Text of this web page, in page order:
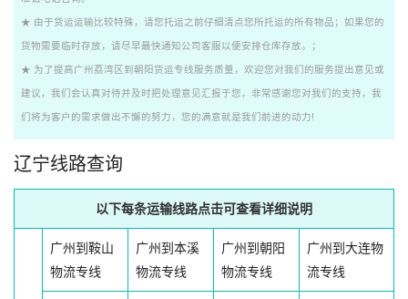
★ 由于货运运输比较特殊，请您托运之前仔细清点您所托运的所有物品；如果您的
货物需要临时存放，请尽早最快通知公司客服以便安排仓库存放。；
★ 为了提高广州荔湾区到朝阳货运专线服务质量，欢迎您对我们的服务提出意见或
建议，我们会认真对待并及时把处理意见汇报于您，非常感谢您对我们的支持，我
们将为客户的需求做出不懈的努力，您的满意就是我们前进的动力!
辽宁线路查询
以下每条运输线路点击可查看详细说明
广州到鞍山
物流专线
广州到本溪
物流专线
广州到朝阳
物流专线
广州到大连物
流专线